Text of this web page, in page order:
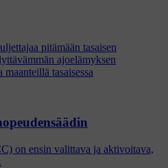
pitämään tasaisen
ajoelämyksen
tasaisessa
on ensin valittava ja aktivoitava,